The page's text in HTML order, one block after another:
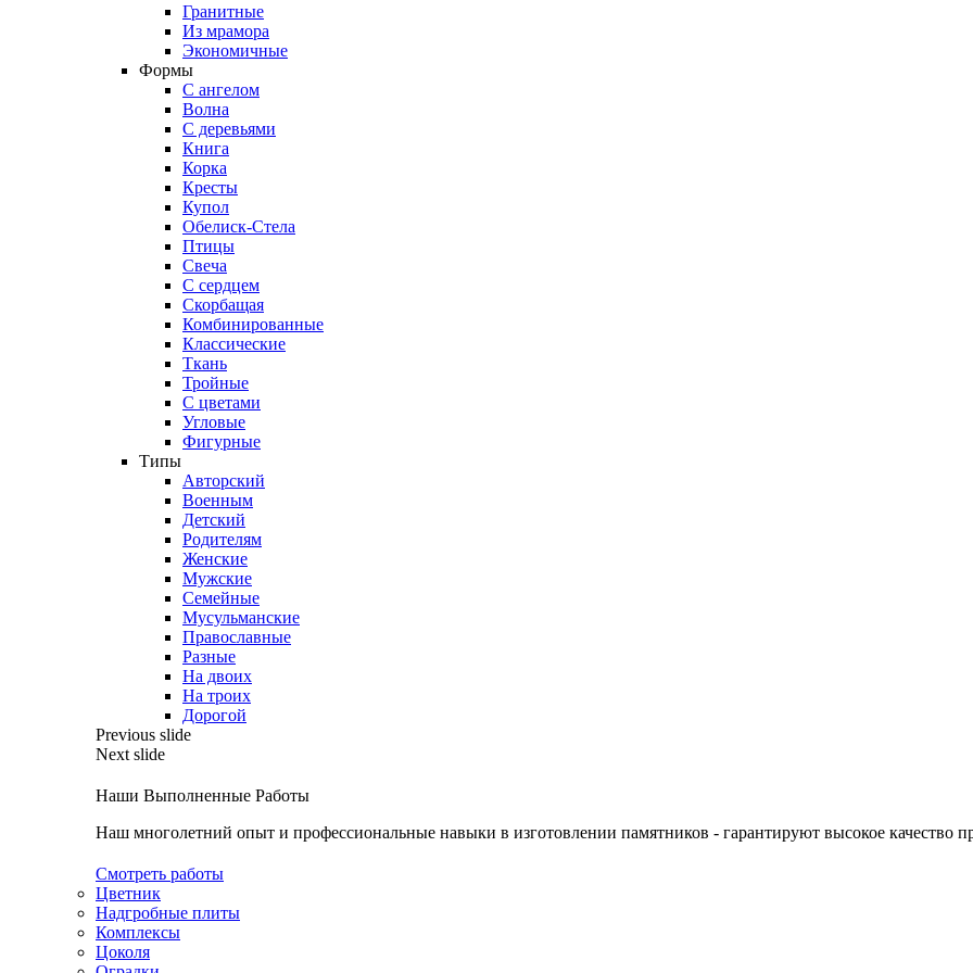
Гранитные
Из мрамора
Экономичные
Формы
С ангелом
Волна
С деревьями
Книга
Корка
Кресты
Купол
Обелиск-Стела
Птицы
Свеча
С сердцем
Скорбащая
Комбинированные
Классические
Ткань
Тройные
С цветами
Угловые
Фигурные
Типы
Авторский
Военным
Детский
Родителям
Женские
Мужские
Семейные
Мусульманские
Православные
Разные
На двоих
На троих
Дорогой
Previous slide
Next slide
Наши Выполненные Работы
Наш многолетний опыт и профессиональные навыки в изготовлении памятников - гарантируют высокое качество
Смотреть работы
Цветник
Надгробные плиты
Комплексы
Цоколя